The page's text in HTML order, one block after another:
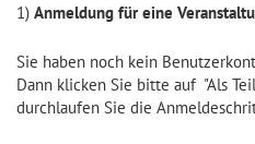
1) Anmeldung für eine
Sie haben noch kein
Dann klicken Sie bitte auf "Als
durchlaufen Sie die